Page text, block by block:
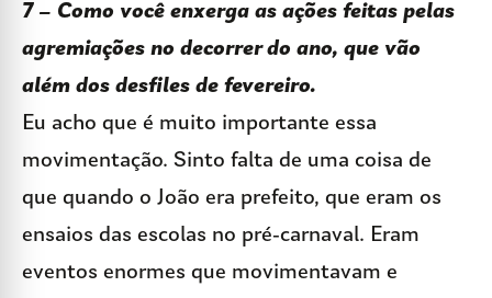
7 – Como você enxerga as ações feitas pelas
agremiações no decorrer do ano, que vão
além dos desfiles de fevereiro.
Eu acho que é muito importante essa
movimentação. Sinto falta de uma coisa de
que quando o João era prefeito, que eram os
ensaios das escolas no pré-carnaval. Eram
eventos enormes que movimentavam e